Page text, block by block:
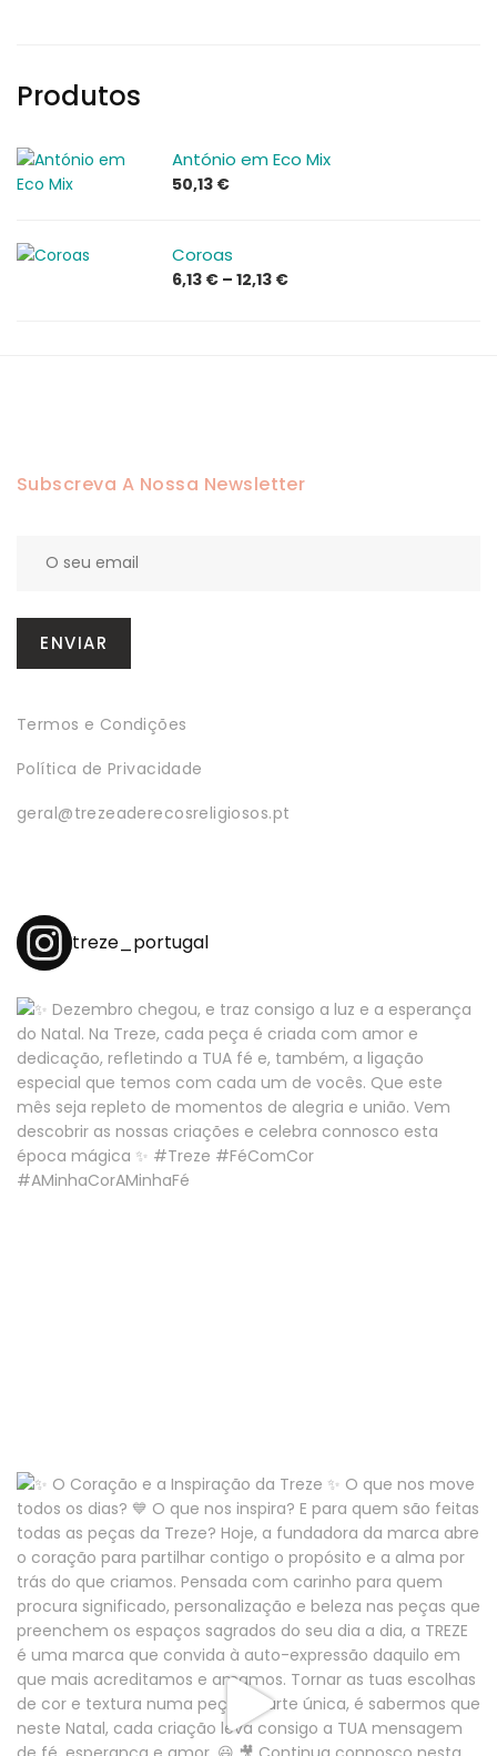
Produtos
António em Eco Mix
50,13 €
Coroas
6,13 € – 12,13 €Price
Subscreva A Nossa Newsletter
Termos e Condições
Política de Privacidade
geral@trezeaderecosreligiosos.pt
treze_portugal